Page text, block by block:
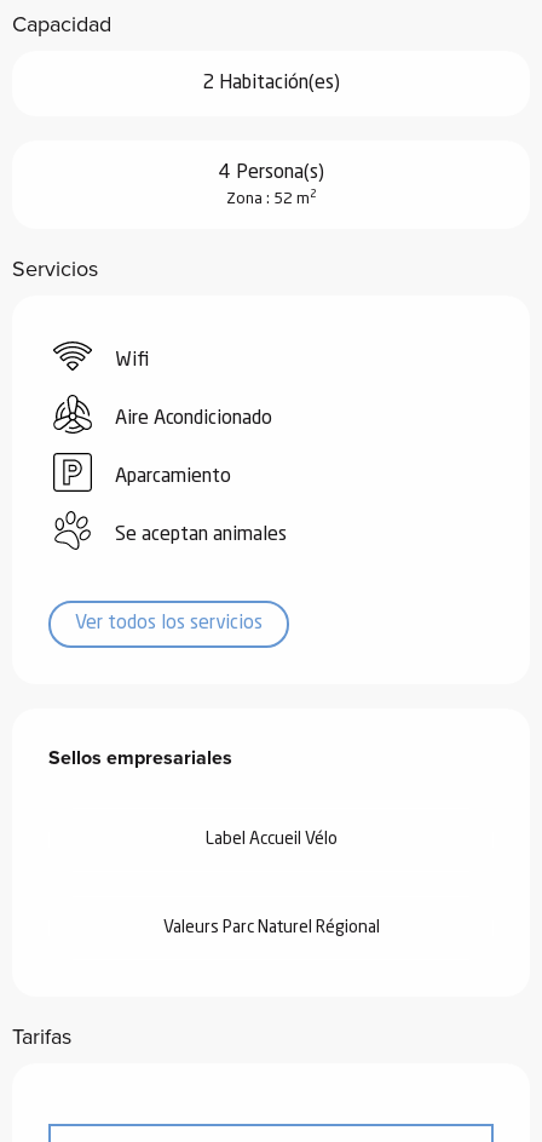
Capacidad
2 Habitación(es)
4 Persona(s)
Zona : 52 m 2
Servicios
Wifi
Aire Acondicionado
Aparcamiento
Se aceptan animales
Ver todos los servicios
Sellos empresariales
Sellos empresariales
Label Accueil Vélo
Valeurs Parc Naturel Régional
Tarifas